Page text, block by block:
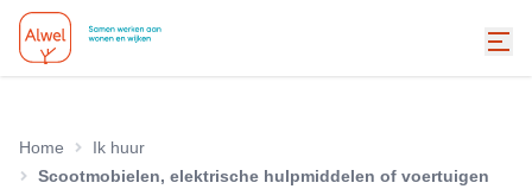
Home
Ik huur
Scootmobielen, elektrische hulpmiddelen of voertuigen